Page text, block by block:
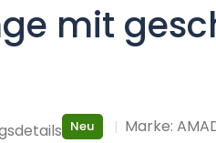
mit
Neu Marke: